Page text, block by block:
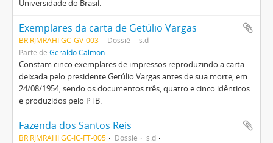
Universidade do Brasil.
Exemplares da carta de Getúlio Vargas
BR RJMRAHI GC-GV-003 Dossiê
s.d
Parte de Geraldo Calmon
Constam cinco exemplares de impressos reproduzindo a carta
deixada pelo presidente Getúlio Vargas antes de sua morte, em
24/08/1954, sendo os documentos três, quatro e cinco idênticos
e produzidos pelo PTB.
Fazenda dos Santos Reis
BR RJMRAHI GC-IC-FT-005 Dossiê
s.d